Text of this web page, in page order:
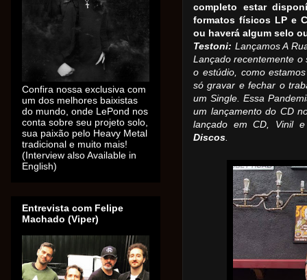
completo estar
formatos físicos LP e
ou haverá algum selo
Testoni: Lançamos A
Lançado recentemente o
o estúdio, como
só gravar e fechar o
um Single. Essa
um lançamento do CD
lançado em CD, Vinil
Discos
Confira nossa exclusiva com
um dos melhores baixistas
do mundo, onde LePond nos
conta sobre seu projeto solo,
sua paixão pelo Heavy Metal
tradicional e muito mais!
(Interview also Available in
English)
Entrevista com Felipe
Machado (Viper)